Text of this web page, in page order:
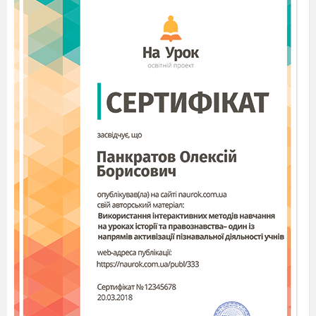
географічного положення Африки?
2. Назвіть і покажіть на карті крайні
точки Африки.
3. Які океани і моря омивають береги
Африки?
4. Назвіть найвідоміших дослідників.
Розкажіть про них. (демонстрування
слайдів дослідників Африки)
Давід Лівінгстон
Генрі Стенлі
Єгор Ковалевський
Тестові завдання
Роздаються окремим учням.
Варіант 1
1. Відомий мандрівник, який успішно
досліджував Південну і Центральну Африку у
другій половині XIX ст.:
а) Васко да Ґама;
Колумб;